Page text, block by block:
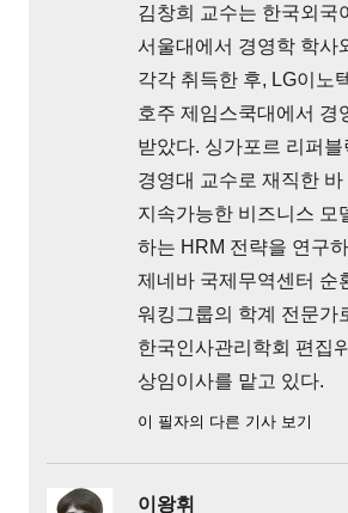
김창희 교수는 한국외국
서울대에서 경영학 학사
각각 취득한 후, LG이노
호주 제임스쿡대에서 경
받았다. 싱가포르 리퍼
경영대 교수로 재직한
지속가능한 비즈니스 모
하는 HRM 전략을 연구
제네바 국제무역센터 순
워킹그룹의 학계 전문가
한국인사관리학회 편집
상임이사를 맡고 있다.
이 필자의 다른 기사 보기
이왕휘